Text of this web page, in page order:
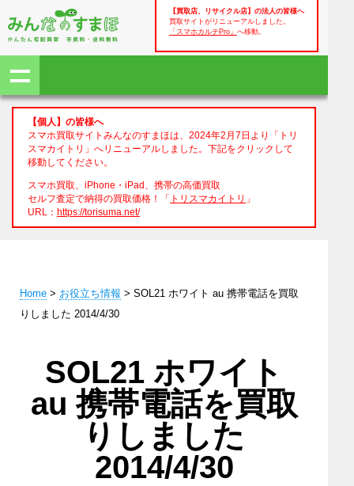
【買取店、リサイクル店】の法人の皆様へ
買取サイトがリニューアルしました。
「スマホカルテPro」 へ移動。
【個人】の皆様へ
スマホ買取サイトみんなのすまほは、2024年2月7日より「トリ
スマカイトリ」へリニューアルしました。下記をクリックして
移動してください。
スマホ買取、iPhone・iPad、携帯の高価買取
セルフ査定で納得の買取価格！「 トリスマカイトリ 」
URL： https://torisuma.net/
Home > お役立ち情報 > SOL21 ホワイト au 携帯電話を買取
りしました 2014/4/30
SOL21 ホワイト
au 携帯電話を買取
りしました
2014/4/30